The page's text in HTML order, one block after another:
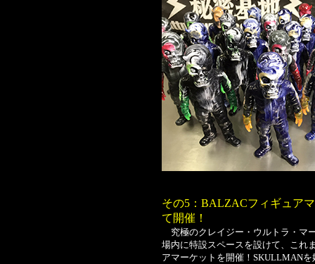
その5：BALZACフィギュア
て開催！
究極のクレイジー・ウルトラ・マ
場内に特設スペースを設けて、これ
アマーケットを開催！SKULLMAN